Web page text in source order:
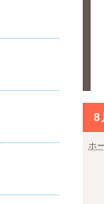
8
ホ